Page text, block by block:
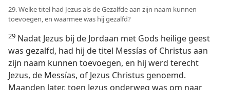
29. Welke titel had Jezus als de Gezalfde aan zijn naam kunnen
toevoegen, en waarmee was hij gezalfd?
29 Nadat Jezus bij de Jordaan met Gods heilige geest
was gezalfd, had hij de titel Messías of Christus aan
zijn naam kunnen toevoegen, en hij werd terecht
Jezus, de Messías, of Jezus Christus genoemd.
Maanden later, toen Jezus onderweg was om naar